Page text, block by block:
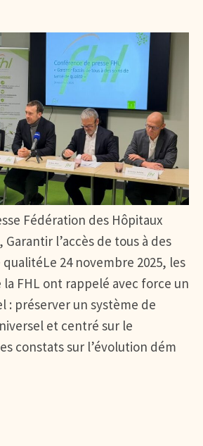
Fédération des Hôpitaux
l’accès de tous à des
24 novembre 2025, les
FHL ont rappelé avec force un
: préserver un système de
et centré sur le
constats sur l’évolution dém
un accès universel et de qualité